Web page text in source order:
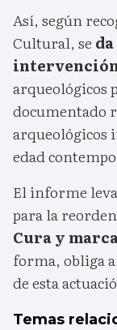
Así, según
Cultural, se
arqueológicos
documentado
arqueológicos
edad
El informe
para la
Cura y
forma, obliga
de esta
Temas